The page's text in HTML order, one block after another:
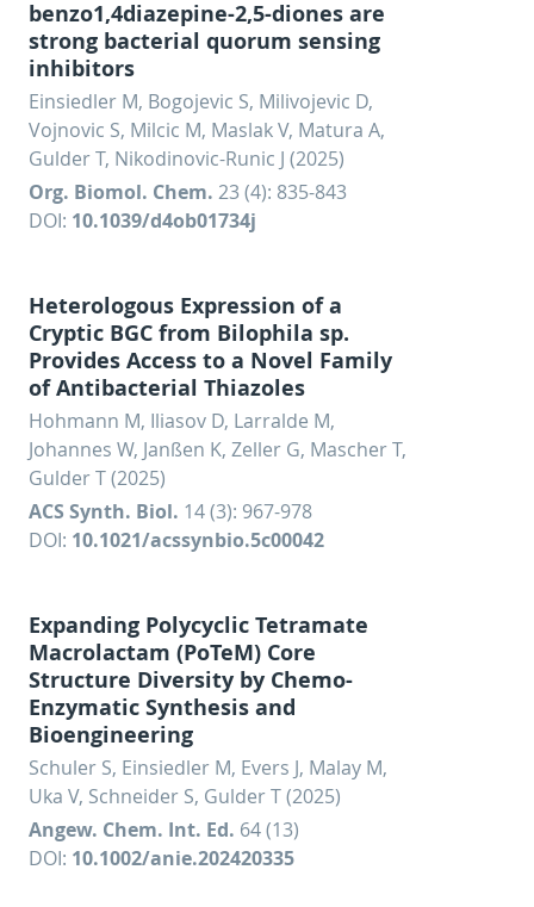
benzo1,4diazepine-2,5-diones are
strong bacterial quorum sensing
inhibitors
Einsiedler M, Bogojevic S, Milivojevic D,
Vojnovic S, Milcic M, Maslak V, Matura A,
Gulder T, Nikodinovic-Runic J (2025)
Org. Biomol. Chem. 23 (4): 835-843
DOI: 10.1039/d4ob01734j
Heterologous Expression of a
Cryptic BGC from Bilophila sp.
Provides Access to a Novel Family
of Antibacterial Thiazoles
Hohmann M, Iliasov D, Larralde M,
Johannes W, Janßen K, Zeller G, Mascher T,
Gulder T (2025)
ACS Synth. Biol. 14 (3): 967-978
DOI: 10.1021/acssynbio.5c00042
Expanding Polycyclic Tetramate
Macrolactam (PoTeM) Core
Structure Diversity by Chemo-
Enzymatic Synthesis and
Bioengineering
Schuler S, Einsiedler M, Evers J, Malay M,
Uka V, Schneider S, Gulder T (2025)
Angew. Chem. Int. Ed. 64 (13)
DOI: 10.1002/anie.202420335